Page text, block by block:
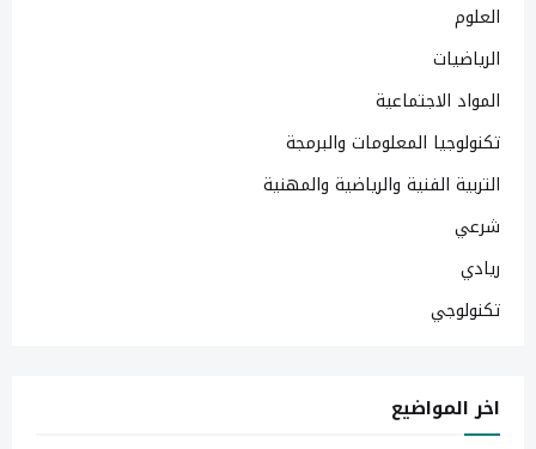
العلوم
الرياضيات
المواد الاجتماعية
تكنولوجيا المعلومات والبرمجة
التربية الفنية والرياضية والمهنية
شرعي
ريادي
تكنولوجي
اخر المواضيع